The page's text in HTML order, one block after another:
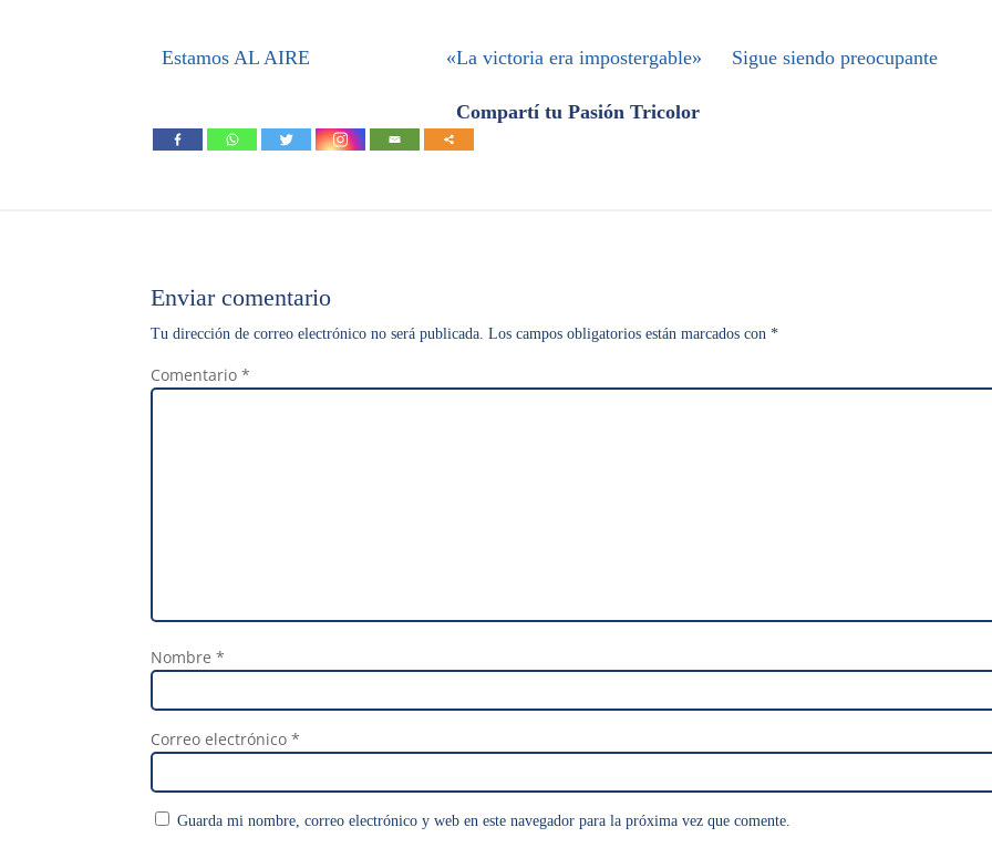
Estamos AL AIRE «La victoria era impostergable» Sigue siendo preocupante
Compartí tu Pasión Tricolor
Enviar comentario
Tu dirección de correo electrónico no será publicada. Los campos obligatorios están marcados con *
Comentario *
Nombre *
Correo electrónico *
Guarda mi nombre, correo electrónico y web en este navegador para la próxima vez que comente.